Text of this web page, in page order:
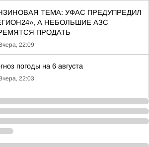
ТЕМА: УФАС ПРЕДУПРЕДИЛ
А НЕБОЛЬШИЕ АЗС
ПРОДАТЬ
22:09
погоды на 6 августа
22:03